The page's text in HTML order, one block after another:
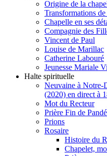
Origine de la
Transformations
Chapelle en ses
Compagnie des
Vincent de Paul
Louise de Marillac
Catherine Labouré
Jeunesse Mariale
Halte spirituelle
Neuvaine à Notre-
(2020) en direct à
Mot du Recteur
Prière Fin de
Prions
Rosaire
Histoire du
Chapelet,